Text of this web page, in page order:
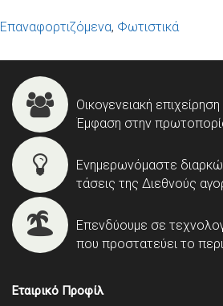
Επαναφορτιζόμενα, Φωτιστικά
Οικογενειακή
Έμφαση στην
Ενημερωνόμαστε
τάσεις της Διεθνούς
Επενδύουμε σε
που προστατεύει το
Εταιρικό Προφίλ